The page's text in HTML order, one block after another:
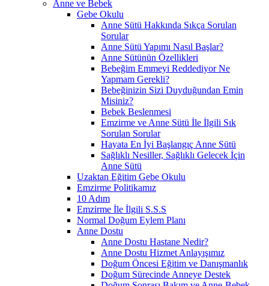
Anne ve Bebek
Gebe Okulu
Anne Sütü Hakkında Sıkça Sorulan
Sorular
Anne Sütü Yapımı Nasıl Başlar?
Anne Sütünün Özellikleri
Bebeğim Emmeyi Reddediyor Ne
Yapmam Gerekli?
Bebeğinizin Sizi Duyduğundan Emin
Misiniz?
Bebek Beslenmesi
Emzirme ve Anne Sütü İle İlgili Sık
Sorulan Sorular
Hayata En İyi Başlangıç Anne Sütü
Sağlıklı Nesiller, Sağlıklı Gelecek İçin
Anne Sütü
Uzaktan Eğitim Gebe Okulu
Emzirme Politikamız
10 Adım
Emzirme İle İlgili S.S.S
Normal Doğum Eylem Planı
Anne Dostu
Anne Dostu Hastane Nedir?
Anne Dostu Hizmet Anlayışımız
Doğum Öncesi Eğitim ve Danışmanlık
Doğum Sürecinde Anneye Destek